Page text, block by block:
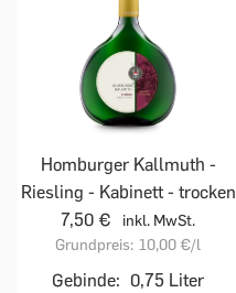
Homburger Kallmuth -
Riesling - Kabinett - trocken
7,50 €
inkl. MwSt.
Grundpreis: 10,00 €/l
Gebinde: 0,75 Liter